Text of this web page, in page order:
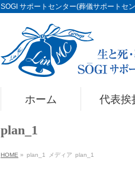
SOGI サポートセンター(葬儀サポートセ
ホーム 代表挨
plan_1
HOME » plan_1 メディア plan_1